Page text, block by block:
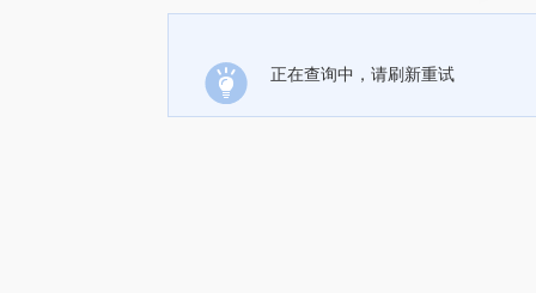
正在查询中，请刷新重试